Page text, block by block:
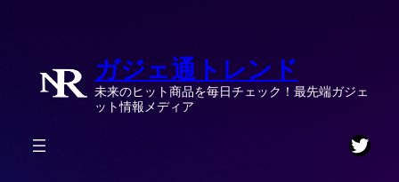
ガジェ通トレンド
未来のヒット商品を毎日チェック！最先端ガジェ
ット情報メディア